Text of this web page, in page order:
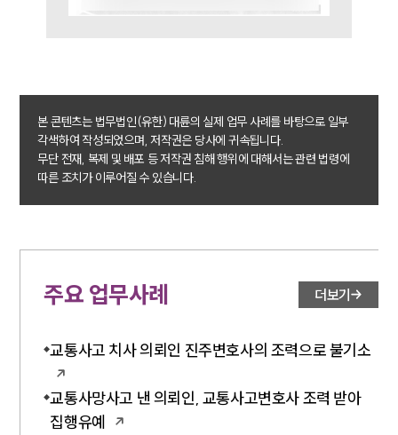
사례분석/최신동향
법률정보
법률지식인
고객후기
업무분야
음주교통사고대응부 업무
음주운전·교통사고전문변호사추천
본 콘텐츠는 법무법인(유한) 대륜의 실제 업무 사례를 바탕으로 일부
각색하여 작성되었으며, 저작권은 당사에 귀속됩니다.
무단 전재, 복제 및 배포 등 저작권 침해 행위에 대해서는 관련 법령에
따른 조치가 이루어질 수 있습니다.
주요 업무사례 더보기
교통사고 치사 의뢰인 진주변호사의 조력으로 불기소
교통사망사고 낸 의뢰인, 교통사고변호사 조력 받아
집행유예